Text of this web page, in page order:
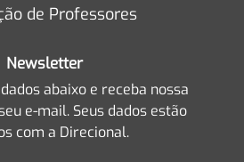
de Professores
Newsletter
abaixo e receba nossa
e-mail. Seus dados estão
com a Direcional.